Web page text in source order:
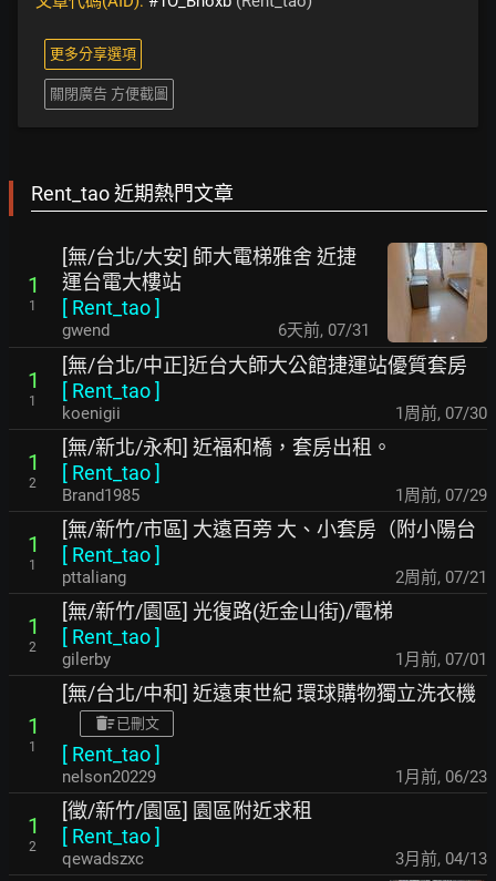
更多分享選項
關閉廣告 方便截圖
Rent_tao 近期熱門文章
1
1
[無/台北/大安] 師大電梯雅舍 近捷
運台電大樓站
[ Rent_tao]
gwend 6天前, 07/31
1
1
[無/台北/中正]近台大師大公館捷運站優質套房
[ Rent_tao]
koenigii 1周前, 07/30
1
2
[無/新北/永和] 近福和橋，套房出租。
[ Rent_tao]
Brand1985 1周前, 07/29
1
1
[無/新竹/市區] 大遠百旁 大、小套房（附小陽台
[ Rent_tao]
pttaliang 2周前, 07/21
1
2
[無/新竹/園區] 光復路(近金山街)/電梯
[ Rent_tao]
gilerby 1月前, 07/01
1
1
[無/台北/中和] 近遠東世紀 環球購物獨立洗衣機
已刪文
[ Rent_tao]
nelson20229 1月前, 06/23
1
2
[徵/新竹/園區] 園區附近求租
[ Rent_tao]
qewadszxc 3月前, 04/13